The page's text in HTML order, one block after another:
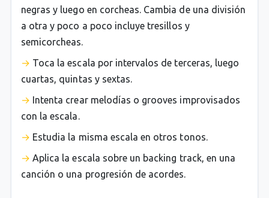
negras y luego en corcheas. Cambia de una división
a otra y poco a poco incluye tresillos y
semicorcheas.
Toca la escala por intervalos de terceras, luego
cuartas, quintas y sextas.
Intenta crear melodías o grooves improvisados
con la escala.
Estudia la misma escala en otros tonos.
Aplica la escala sobre un backing track, en una
canción o una progresión de acordes.